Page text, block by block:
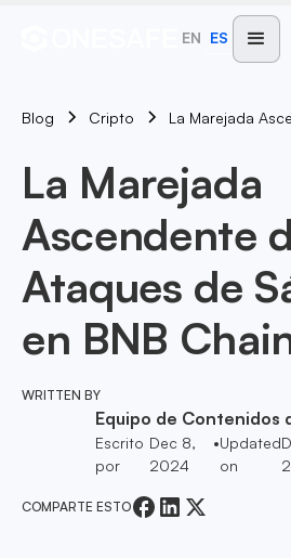
EN ES
Blog Cripto
La Marejada
Ascendente
Ataques de
en BNB
WRITTEN BY
Equipo de Contenidos
Escrito
por
Dec 8,
2024
•Updated
on
COMPARTE ESTO